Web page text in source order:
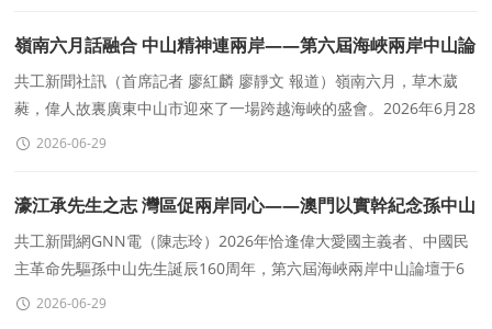
嶺南六月話融合 中山精神連兩岸——第六屆海峽兩岸中山論
壇側記
共工新聞社訊（首席記者 廖紅麟 廖靜文 報道）嶺南六月，草木葳
蕤，偉人故裏廣東中山市迎來了一場跨越海峽的盛會。2026年6月28
日，适逢孫中山先生誕辰160周年，第六屆海峽兩岸中山論壇
2026-06-29
濠江承先生之志 灣區促兩岸同心——澳門以實幹紀念孫中山
先生誕辰160周年
共工新聞網GNN電（陳志玲）2026年恰逢偉大愛國主義者、中國民
主革命先驅孫中山先生誕辰160周年，第六屆海峽兩岸中山論壇于6
月27日至29日在偉人故裏廣東中山隆重舉辦
2026-06-29